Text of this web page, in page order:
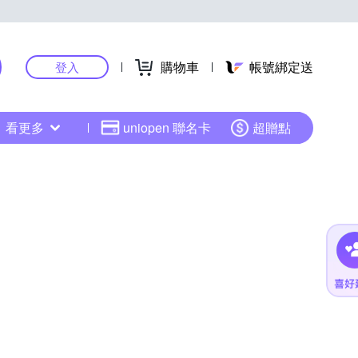
登入 購物車 帳號綁定送
看更多 uniopen 聯名卡 超贈點